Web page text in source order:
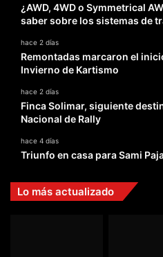
¿AWD, 4WD o Symmetrical
saber sobre los sistemas de
hace 2 días
Remontadas marcaron el
Invierno de Kartismo
hace 2 días
Finca Solimar, siguiente
Nacional de Rally
hace 4 días
Triunfo en casa para Sami
Lo más actualizado